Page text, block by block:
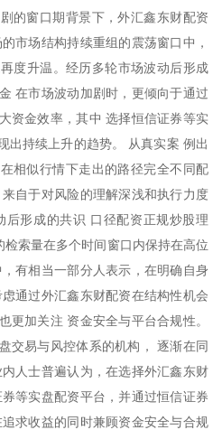
的窗口期背景下，外汇鑫东财配资
市场结构持续重组的震荡窗口中，
度升温。经历多轮市场波动后形成
在市场波动加剧时，更倾向于通过
资金效率，其中 选择恒信证券等实
出持续上升的趋势。 从真实案 例出
相似行情下走出的路径完全不同配
自于对风险的理解深浅和执行力度
形成的共识 口径配资正规炒股理
检索量在多个时间窗口内保持在高位
有相当一部分人表示，在明确自身
通过外汇鑫东财配资在结构性机会
更加关注 资金安全与平台合规性。
交易与风控体系的机构， 逐渐在同
人士普遍认为，在选择外汇鑫东财
等实盘配资平台，并通过恒信证券
求收益的同时兼顾资金安全与合规